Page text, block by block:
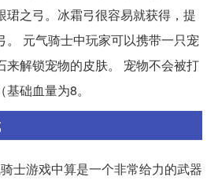
珺之弓。冰霜弓很容易就获得，提
。 元气骑士中玩家可以携带一只宠
来解锁宠物的皮肤。 宠物不会被打
础血量为8。
士游戏中算是一个非常给力的武器